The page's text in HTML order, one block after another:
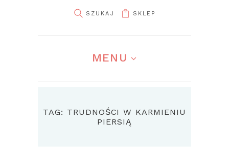
SKLEP
MENU
TAG: TRUDNOŚCI W KARMIENIU
PIERSIĄ